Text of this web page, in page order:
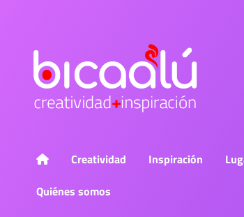
Creatividad Inspiración
Quiénes somos